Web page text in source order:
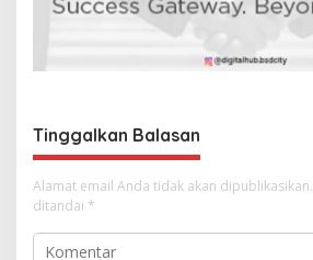
p
s
Tinggalkan Balasan
Alamat email Anda tidak akan dipublikasikan.
ditandai *